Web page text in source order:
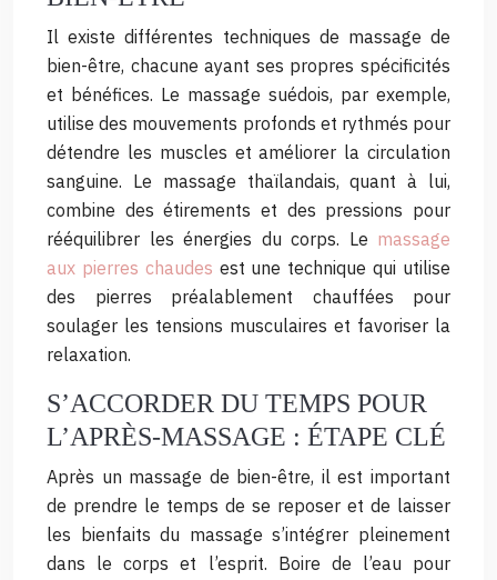
Il existe différentes techniques de massage de
bien-être, chacune ayant ses propres spécificités
et bénéfices. Le massage suédois, par exemple,
utilise des mouvements profonds et rythmés pour
détendre les muscles et améliorer la circulation
sanguine. Le massage thaïlandais, quant à lui,
combine des étirements et des pressions pour
rééquilibrer les énergies du corps. Le massage
aux pierres chaudes est une technique qui utilise
des pierres préalablement chauffées pour
soulager les tensions musculaires et favoriser la
relaxation.
S’ACCORDER DU TEMPS POUR
L’APRÈS-MASSAGE : ÉTAPE CLÉ
Après un massage de bien-être, il est important
de prendre le temps de se reposer et de laisser
les bienfaits du massage s’intégrer pleinement
dans le corps et l’esprit. Boire de l’eau pour